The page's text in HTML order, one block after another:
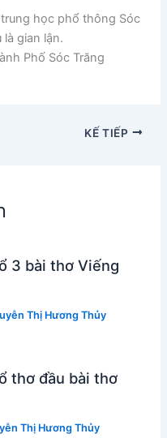
học phổ thông Sóc
gian lận.
Phố Sóc Trăng
KẾ TIẾP
3 bài thơ Viếng
Thị Hương Thủy
thơ đầu bài thơ
Thị Hương Thủy